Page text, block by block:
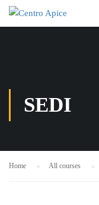
SEDI
Home All courses